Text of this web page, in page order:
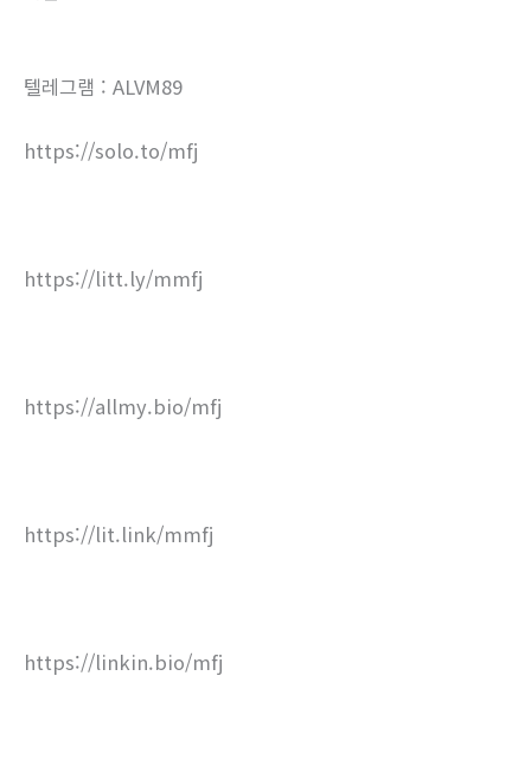
텔레그램 : ALVM89
https://solo.to/mfj
https://litt.ly/mmfj
https://allmy.bio/mfj
https://lit.link/mmfj
https://linkin.bio/mfj